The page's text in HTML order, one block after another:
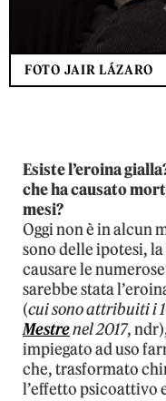
FOTO JAIR LÁZARO
Esiste l’eroina
che ha causato
mesi?
Oggi non è in alcun
sono delle ipotesi,
causare le
sarebbe stata
(cui sono attribuiti i
Mestrenel 2017,
impiegato ad uso
che, trasformato
l’effetto psicoattivo